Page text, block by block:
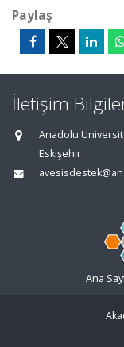
Paylaş
İletişim
Anadolu
Eskişehir
Ana